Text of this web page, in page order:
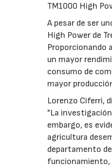
TM1000 High
A pesar de ser
High Power de
Proporcionando
un mayor
consumo de
mayor
Lorenzo Ciferri,
"La
embargo, es
agricultura
departamento
funcionamiento,